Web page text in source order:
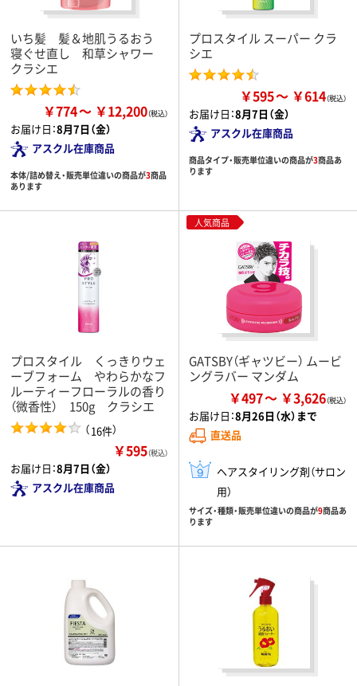
いち髪 髪＆地肌うるおう
寝ぐせ直し 和草シャワー
クラシエ
￥774 ￥12,200
お届け日：8月7日（金）
アスクル在庫商品
本体/詰め替え・販売単位違いの商品が3商品
あります
プロスタイル スーパー クラ
シエ
￥595 ￥614
お届け日：8月7日（金）
アスクル在庫商品
商品タイプ・販売単位違いの商品が3商品あ
ります
プロスタイル くっきりウェ
ーブフォーム やわらかなフ
ルーティーフローラルの香り
（微香性） 150g クラシエ
（16件）
￥595（税込）
お届け日：8月7日（金）
アスクル在庫商品
人気商品
GATSBY（ギャツビー） ムービ
ングラバー マンダム
￥497 ￥3,626
お届け日：8月26日（水）まで
直送品
ヘアスタイリング剤（サロン
用）
サイズ・種類・販売単位違いの商品が9商品あ
ります